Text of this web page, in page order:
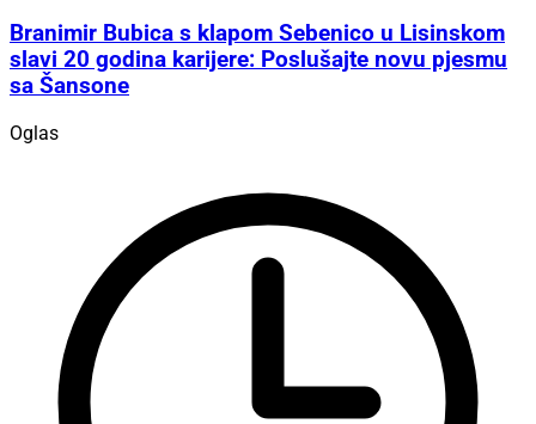
Branimir Bubica s klapom Sebenico u Lisinskom
slavi 20 godina karijere: Poslušajte novu pjesmu
sa Šansone
Oglas